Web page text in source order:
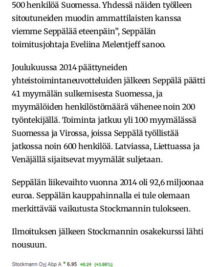
500 henkilöä Suomessa. Yhdessä näiden työlleen
sitoutuneiden muodin ammattilaisten kanssa
viemme Seppälää eteenpäin”, Seppälän
toimitusjohtaja Eveliina Melentjeff sanoo.
Joulukuussa 2014 päättyneiden
yhteistoimintaneuvotteluiden jälkeen Seppälä päätti
41 myymälän sulkemisesta Suomessa, ja
myymälöiden henkilöstömäärä vähenee noin 200
työntekijällä. Toiminta jatkuu yli 100 myymälässä
Suomessa ja Virossa, joissa Seppälä työllistää
jatkossa noin 600 henkilöä. Latviassa, Liettuassa ja
Venäjällä sijaitsevat myymälät suljetaan.
Seppälän liikevaihto vuonna 2014 oli 92,6 miljoonaa
euroa. Seppälän kauppahinnalla ei tule olemaan
merkittävää vaikutusta Stockmannin tulokseen.
Ilmoituksen jälkeen Stockmannin osakekurssi lähti
nousuun.